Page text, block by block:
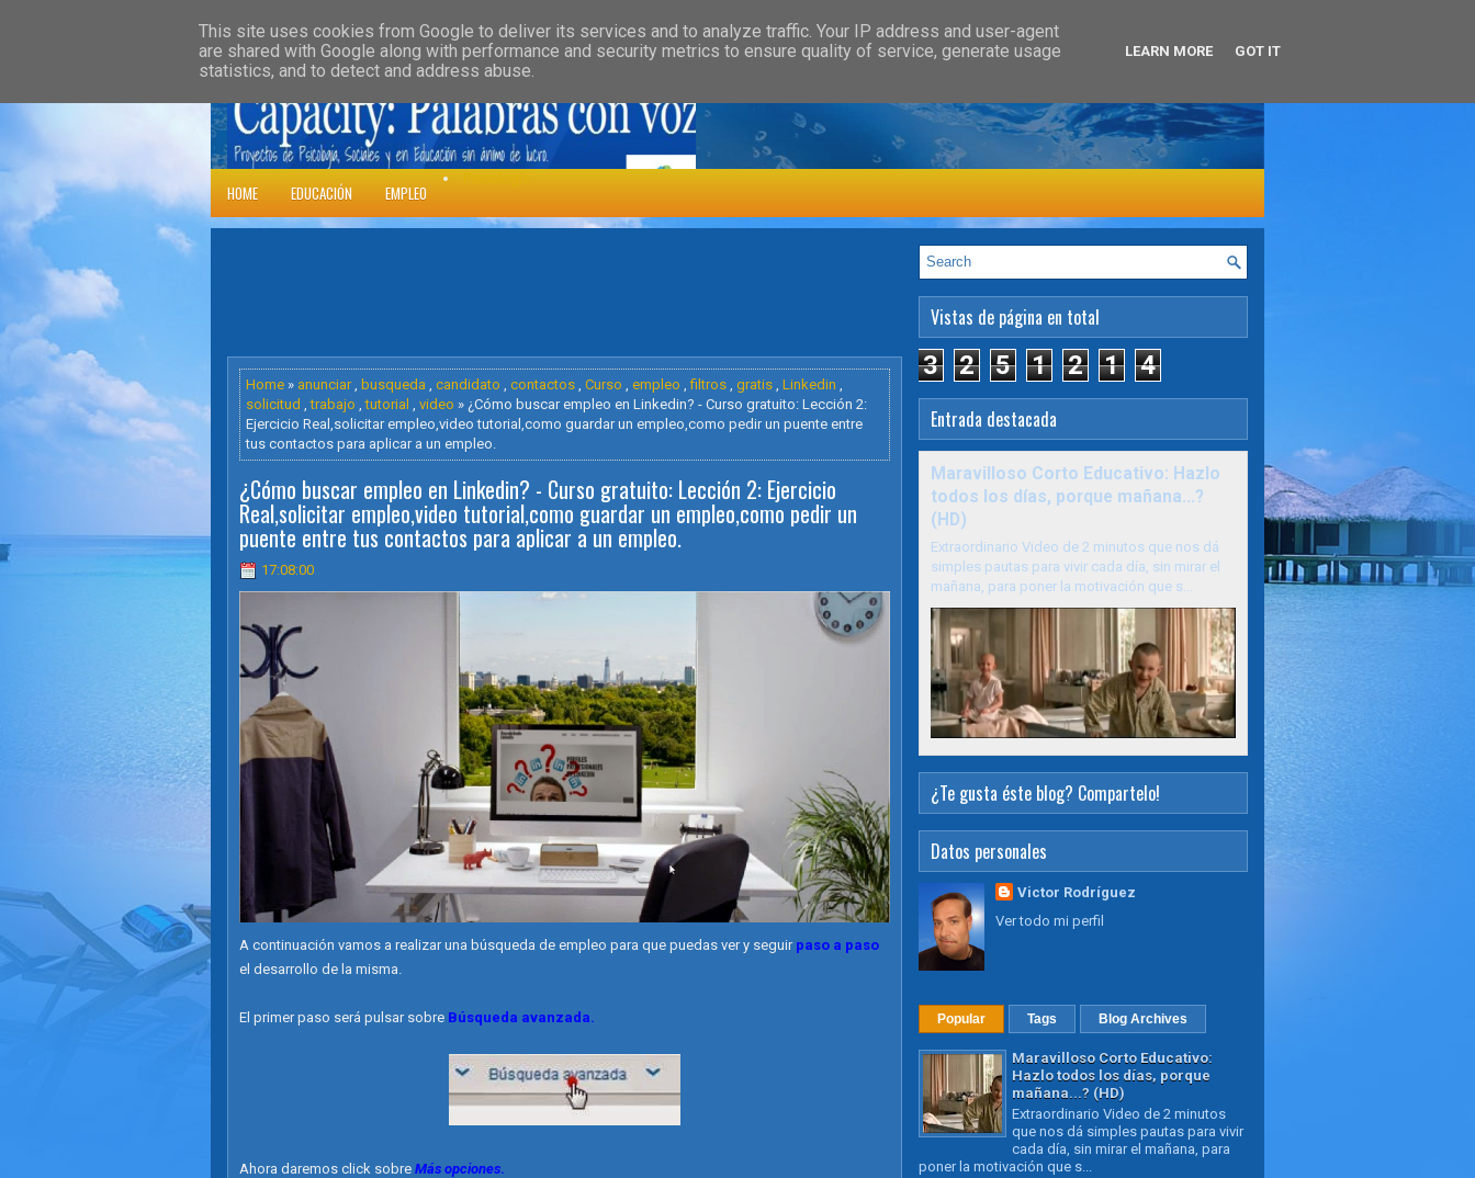
HOME DOWNLOADS » PARENT CATEGORY » FEATURED HEALTH »
HOME EDUCACIÓN EMPLEO
Home » anunciar, busqueda , candidato , contactos , Curso , empleo ,filtros , gratis , Linkedin ,
solicitud ,trabajo ,tutorial , video » ¿Cómo buscar empleo en Linkedin? - Curso gratuito: Lección 2:
Ejercicio Real,solicitar empleo,video tutorial,como guardar un empleo,como pedir un puente entre
tus contactos para aplicar a un empleo.
¿Cómo buscar empleo en Linkedin? - Curso gratuito: Lección 2: Ejercicio
Real,solicitar empleo,video tutorial,como guardar un empleo,como pedir un
puente entre tus contactos para aplicar a un empleo.
17:08:00
A continuación vamos a realizar una búsqueda de empleo para que puedas ver y seguir paso a paso
el desarrollo de la misma.
El primer paso será pulsar sobre Búsqueda avanzada.
Ahora daremos click sobre Más opciones.
Vistas de página en total
3 2 5 1 2 1 4
Entrada destacada
Maravilloso Corto Educativo: Hazlo
todos los días, porque mañana...?
(HD)
Extraordinario Video de 2 minutos que nos dá
simples pautas para vivir cada día, sin mirar el
mañana, para poner la motivación que s...
¿Te gusta éste blog? Compartelo!
Datos personales
Victor Rodríguez
Ver todo mi perfil
Popular Tags Blog Archives
Maravilloso Corto Educativo:
Hazlo todos los días, porque
mañana...? (HD)
Extraordinario Video de 2 minutos
que nos dá simples pautas para vivir
cada día, sin mirar el mañana, para
poner la motivación que s...
This site uses cookies from Google to deliver its services and to analyze traffic. Your IP address and user-agent
are shared with Google along with performance and security metrics to ensure quality of service, generate usage
statistics, and to detect and address abuse.
LEARN MORE GOT IT